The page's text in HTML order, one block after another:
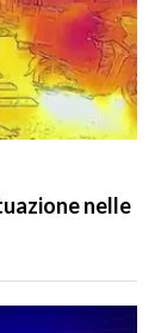
nelle